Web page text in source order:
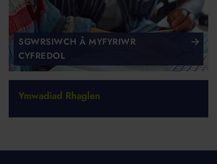
SGWRSIWCH Â MYFYRIWR
CYFREDOL
Ymwadiad Rhaglen